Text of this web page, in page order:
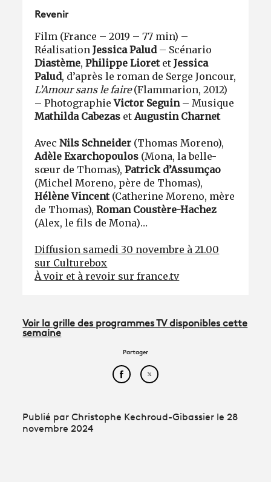
Revenir
Film (France – 2019 – 77 min) –
RéalisationJessica Palud– Scénario
Diastème, Philippe Lioret et Jessica
Palud, d’après le roman de Serge Joncour,
L’Amour sans le faire(Flammarion, 2012)
– PhotographieVictor Seguin– Musique
Mathilda Cabezas et Augustin Charnet
AvecNils Schneider (Thomas Moreno),
Adèle Exarchopoulos (Mona, la belle-
sœur de Thomas),Patrick d’Assumçao
(Michel Moreno, père de Thomas),
Hélène Vincent(Catherine Moreno, mère
de Thomas),Roman Coustère-Hachez
(Alex, le fils de Mona)…
Diffusion samedi 30 novembre à 21.00
sur Culturebox
À voir et à revoir sur france.tv
Voir la grille des programmes TV disponibles cette
semaine
Partager
Partager cet article sur
Partager cet article sur
Publié par Christophe Kechroud-Gibassier le 28
novembre 2024